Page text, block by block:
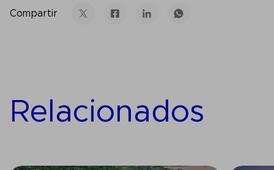
Compartir
Relacionados